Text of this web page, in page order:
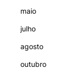
maio
julho
agosto
outubro